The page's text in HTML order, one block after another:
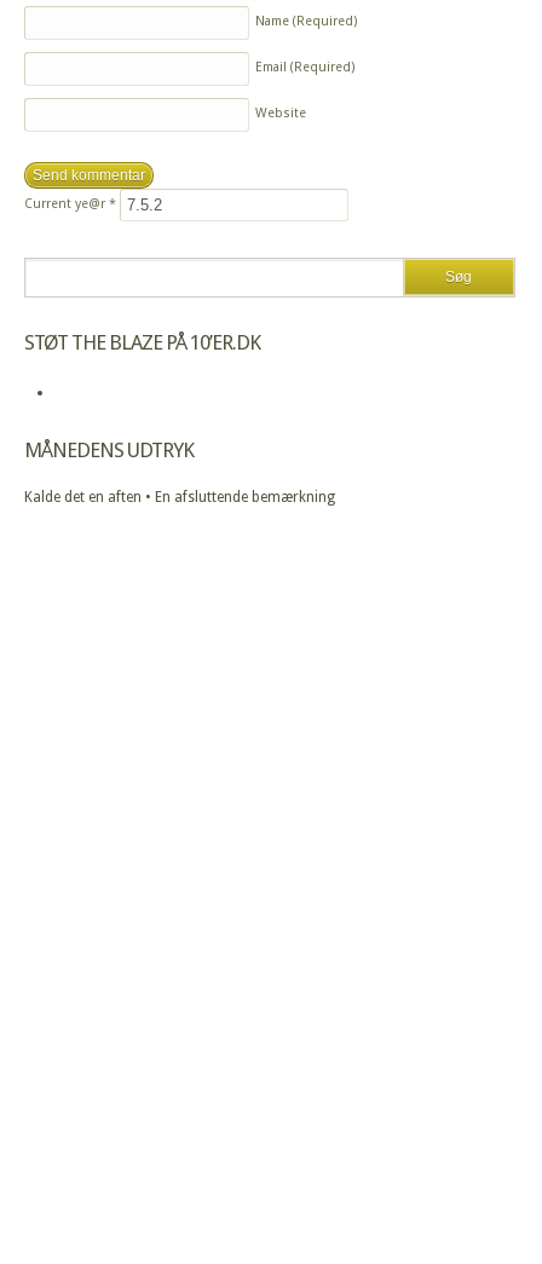
Name (Required)
Email (Required)
Website
Current ye@r *
STØT THE BLAZE PÅ 10’ER.DK
MÅNEDENS UDTRYK
Kalde det en aften • En afsluttende bemærkning